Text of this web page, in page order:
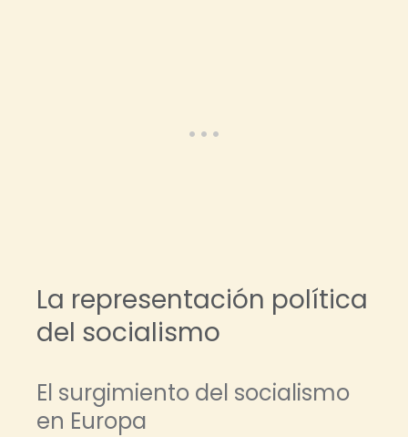
La representación política
del socialismo
El surgimiento del socialismo
en Europa